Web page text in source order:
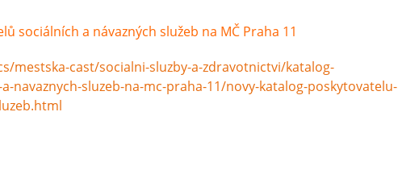
sociálních a návazných služeb na MČ Praha 11
mestska-cast/socialni-sluzby-a-zdravotnictvi/katalog-
navaznych-sluzeb-na-mc-praha-11/novy-katalog-poskytovatelu-